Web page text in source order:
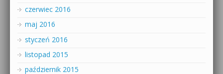
czerwiec 2016
maj 2016
styczeń 2016
listopad 2015
październik 2015